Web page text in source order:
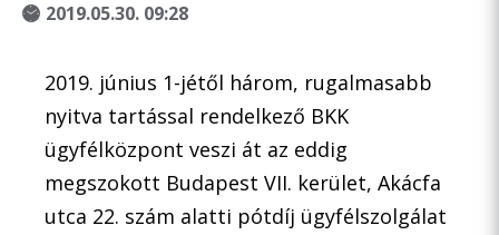
2019.05.30. 09:28
2019. június 1-jétől három, rugalmasabb
nyitva tartással rendelkező BKK
ügyfélközpont veszi át az eddig
megszokott Budapest VII. kerület, Akácfa
utca 22. szám alatti pótdíj ügyfélszolgálat